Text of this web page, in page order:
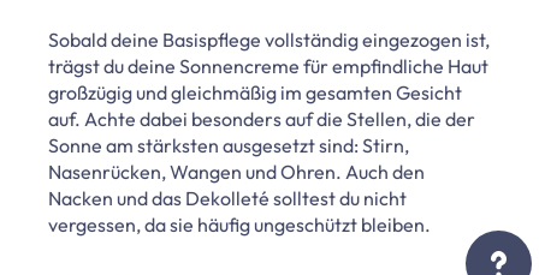
Sobald deine Basispflege vollständig eingezogen ist,
trägst du deine Sonnencreme für empfindliche Haut
großzügig und gleichmäßig im gesamten Gesicht
auf. Achte dabei besonders auf die Stellen, die der
Sonne am stärksten ausgesetzt sind: Stirn,
Nasenrücken, Wangen und Ohren. Auch den
Nacken und das Dekolleté solltest du nicht
vergessen, da sie häufig ungeschützt bleiben.